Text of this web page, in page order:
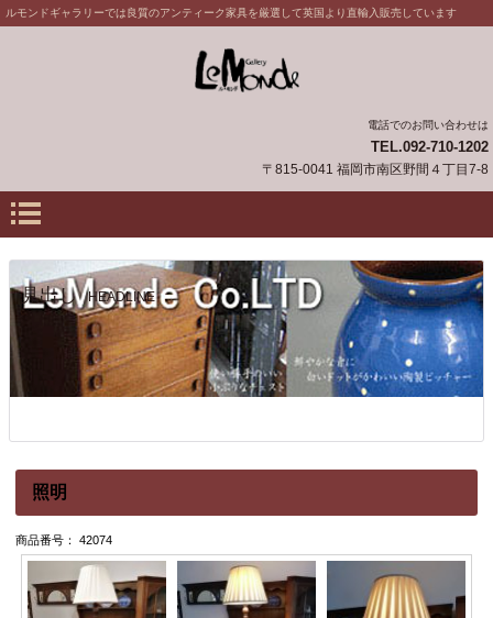
ルモンドギャラリーでは良質のアンティーク家具を厳選して英国より直輸入販売しています
電話でのお問い合わせは
TEL.092-710-1202
〒815-0041 福岡市南区野間４丁目7-8
見出し HEADLINE
照明
商品番号： 42074